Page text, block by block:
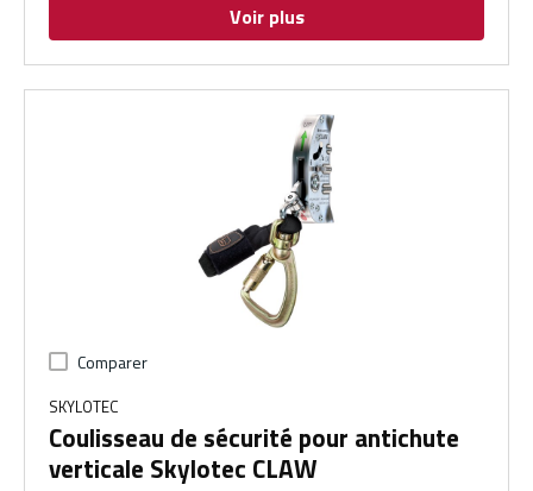
Voir plus
Comparer
SKYLOTEC
Coulisseau de sécurité pour antichute
verticale Skylotec CLAW